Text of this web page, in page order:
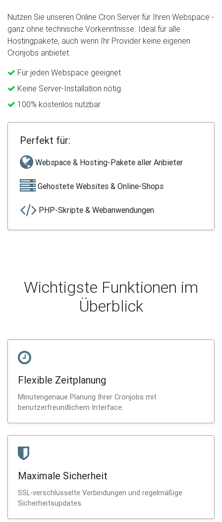
Nutzen Sie unseren Online Cron Server für Ihren Webspace -
ganz ohne technische Vorkenntnisse. Ideal für alle
Hostingpakete, auch wenn Ihr Provider keine eigenen
Cronjobs anbietet.
Für jeden Webspace geeignet
Keine Server-Installation nötig
100% kostenlos nutzbar
Perfekt für:
Webspace & Hosting-Pakete aller Anbieter
Gehostete Websites & Online-Shops
PHP-Skripte & Webanwendungen
Wichtigste Funktionen im
Überblick
Flexible Zeitplanung
Minutengenaue Planung Ihrer Cronjobs mit
benutzerfreundlichem Interface.
Maximale Sicherheit
SSL-verschlüsselte Verbindungen und regelmäßige
Sicherheitsupdates.